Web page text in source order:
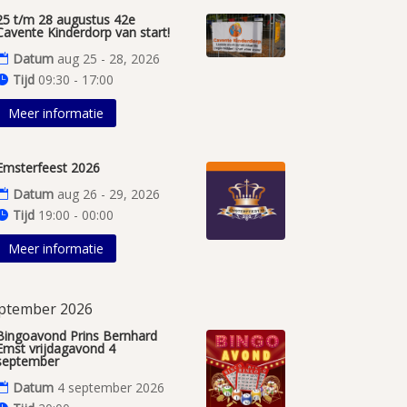
t/m 28 augustus 42e
Kinderdorp van start!
Datum aug 25 - 28, 2026
Tijd 09:30 - 17:00
Meer informatie
2026
Datum aug 26 - 29, 2026
Tijd 19:00 - 00:00
Meer informatie
2026
Prins Bernhard
vrijdagavond 4
Datum 4 september 2026